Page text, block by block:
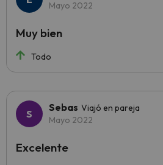
Mayo 2022
Todo
Muy bien
Sebas Viajó en pareja
Mayo 2022
Excelente